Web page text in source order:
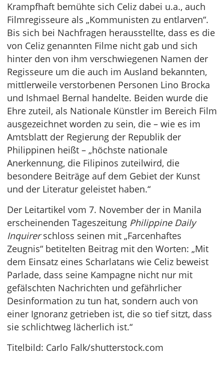
Krampfhaft bemühte sich Celiz dabei u.a., auch
Filmregisseure als „Kommunisten zu entlarven“.
Bis sich bei Nachfragen herausstellte, dass es die
von Celiz genannten Filme nicht gab und sich
hinter den von ihm verschwiegenen Namen der
Regisseure um die auch im Ausland bekannten,
mittlerweile verstorbenen Personen Lino Brocka
und Ishmael Bernal handelte. Beiden wurde die
Ehre zuteil, als Nationale Künstler im Bereich Film
ausgezeichnet worden zu sein, die – wie es im
Amtsblatt der Regierung der Republik der
Philippinen heißt – „höchste nationale
Anerkennung, die Filipinos zuteilwird, die
besondere Beiträge auf dem Gebiet der Kunst
und der Literatur geleistet haben.“
Der Leitartikel vom 7. November der in Manila
erscheinenden Tageszeitung Philippine Daily
Inquirerschloss seinen mit „Farcenhaftes
Zeugnis“ betitelten Beitrag mit den Worten: „Mit
dem Einsatz eines Scharlatans wie Celiz beweist
Parlade, dass seine Kampagne nicht nur mit
gefälschten Nachrichten und gefährlicher
Desinformation zu tun hat, sondern auch von
einer Ignoranz getrieben ist, die so tief sitzt, dass
sie schlichtweg lächerlich ist.“
Titelbild: Carlo Falk/shutterstock.com